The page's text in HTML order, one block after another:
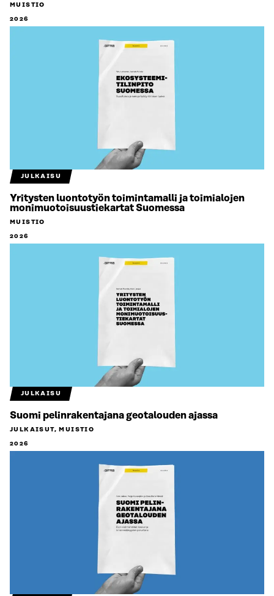
MUISTIO
2026
JULKAISU
Yritysten luontotyön toimintamalli ja toimialojen
monimuotoisuustiekartat Suomessa
MUISTIO
2026
JULKAISU
Suomi pelinrakentajana geotalouden ajassa
JULKAISUT, MUISTIO
2026